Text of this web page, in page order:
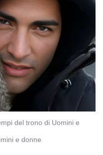
del trono di Uomini e
e donne